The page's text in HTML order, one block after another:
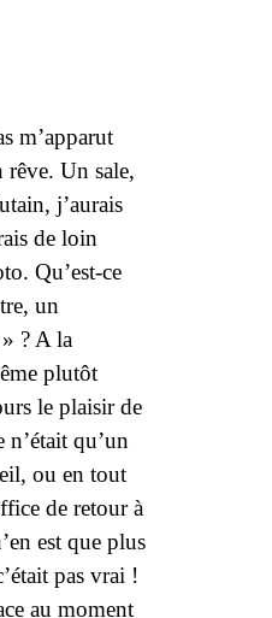
rêve. Un sale,
j’aurais
de loin
Qu’est-ce
un
? A la
plutôt
le plaisir de
n’était qu’un
ou en tout
de retour à
est que plus
pas vrai !
au moment